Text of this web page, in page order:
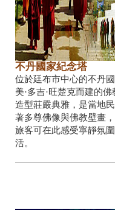
不丹國家紀念塔
位於廷布市中心的不丹
美·多吉·旺楚克而建的
造型莊嚴典雅，是當地
著多尊佛像與佛教壁畫
旅客可在此感受寧靜氛
活。